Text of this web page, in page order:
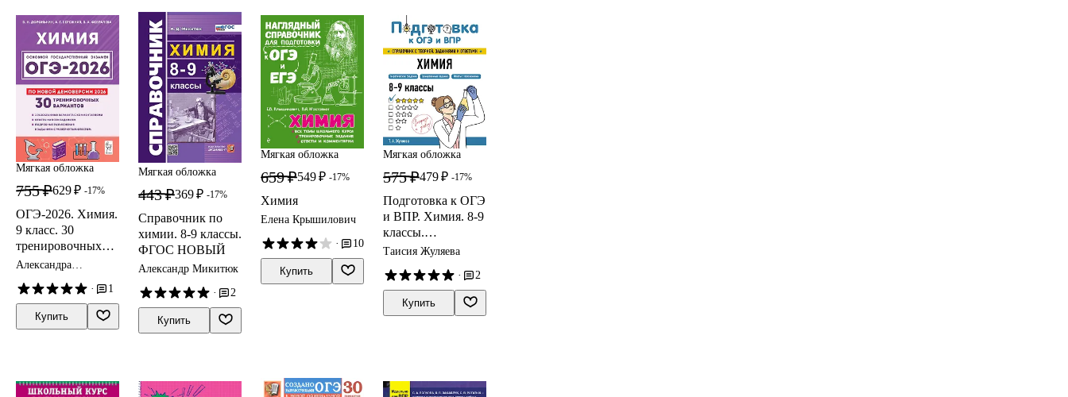
Мягкая обложка
755 ₽629 ₽ -17%
ОГЭ-2026. Химия.
9 класс. 30
тренировочных
вариантов по
года. 3
разобранных
варианта с
Подробные
Александра
Доронькин,
Валентина
Февралева
· 1
Купить
Мягкая обложка
443 ₽369 ₽ -17%
Справочник по
химии. 8-9 классы.
ФГОС НОВЫЙ
Александр Микитюк
·
2
Купить
Мягкая обложка
659 ₽549 ₽ -17%
Химия
Елена Крышилович
·
10
Купить
Мягкая обложка
575 ₽479 ₽ -17%
Подготовка к ОГЭ
и ВПР. Химия. 8-9
классы.
Справочник с
заданиями и
ответами
Таисия Жуляева
·
2
Купить